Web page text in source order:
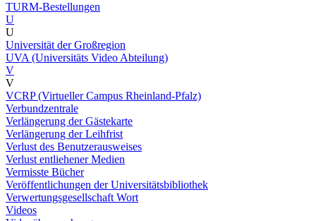
TURM-Bestellungen
U
U
Universität der Großregion
UVA (Universitäts Video Abteilung)
V
V
VCRP (Virtueller Campus Rheinland-Pfalz)
Verbundzentrale
Verlängerung der Gästekarte
Verlängerung der Leihfrist
Verlust des Benutzerausweises
Verlust entliehener Medien
Vermisste Bücher
Veröffentlichungen der Universitätsbibliothek
Verwertungsgesellschaft Wort
Videos